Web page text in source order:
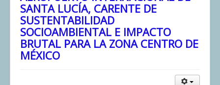
SANTA LUCÍA, CARENTE DE
SUSTENTABILIDAD
SOCIOAMBIENTAL E IMPACTO
BRUTAL PARA LA ZONA CENTRO DE
MÉXICO